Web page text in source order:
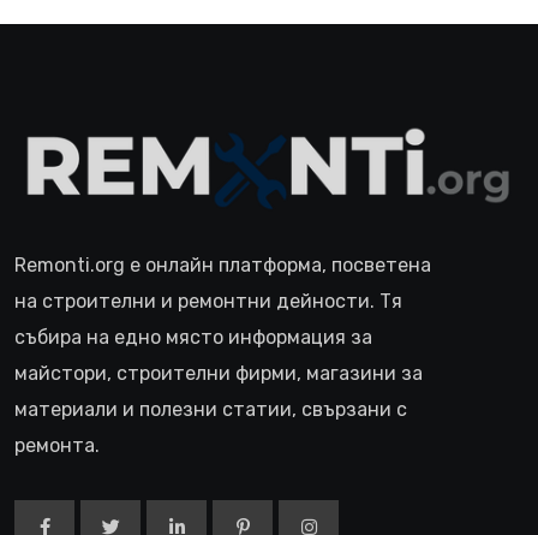
Remonti.org е онлайн платформа, посветена
на строителни и ремонтни дейности. Тя
събира на едно място информация за
майстори, строителни фирми, магазини за
материали и полезни статии, свързани с
ремонта.